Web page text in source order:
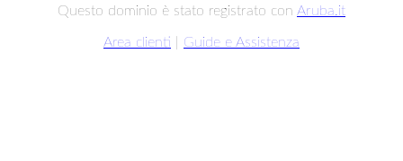
Questo dominio è stato registrato con Aruba.it
Area clienti Guide e Assistenza